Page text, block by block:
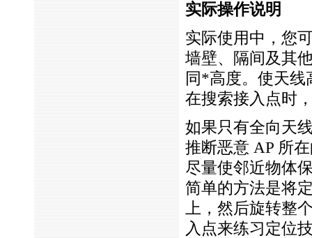
实际操作说明
实际使用中，您
墙壁、隔间及其
同 *高度。使天线
在搜索接入点时
如果只有全向天
推断恶意 AP 所
尽量使邻近物体
简单的方法是将
上，然后旋转整
入点来练习定位